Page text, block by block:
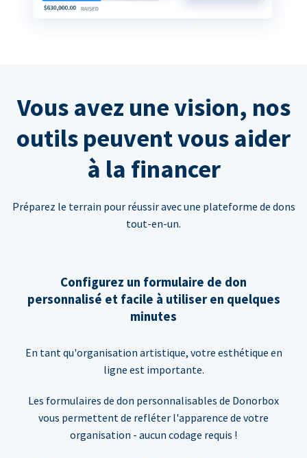
Vous avez une vision, nos
outils peuvent vous aider
à la financer
Préparez le terrain pour réussir avec une plateforme de dons
tout-en-un.
Configurez un formulaire de don
personnalisé et facile à utiliser en quelques
minutes
En tant qu'organisation artistique, votre esthétique en
ligne est importante.
Les formulaires de don personnalisables de Donorbox
vous permettent de refléter l'apparence de votre
organisation - aucun codage requis !